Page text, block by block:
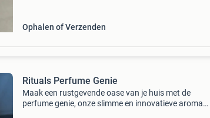
Ophalen of Verzenden
Rituals Perfume Genie
Maak een rustgevende oase van je huis met de
perfume genie, onze slimme en innovatieve aroma